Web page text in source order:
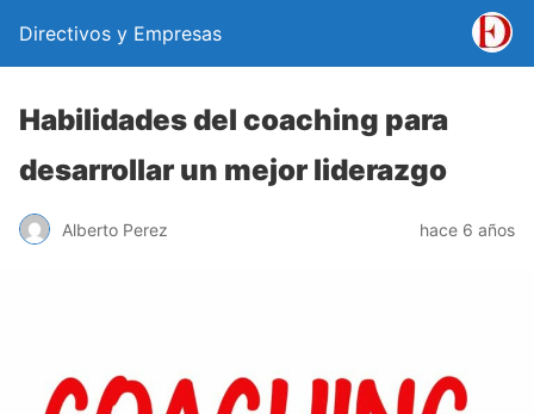
Directivos y Empresas
Habilidades del coaching para
desarrollar un mejor liderazgo
Alberto Perez hace 6 años